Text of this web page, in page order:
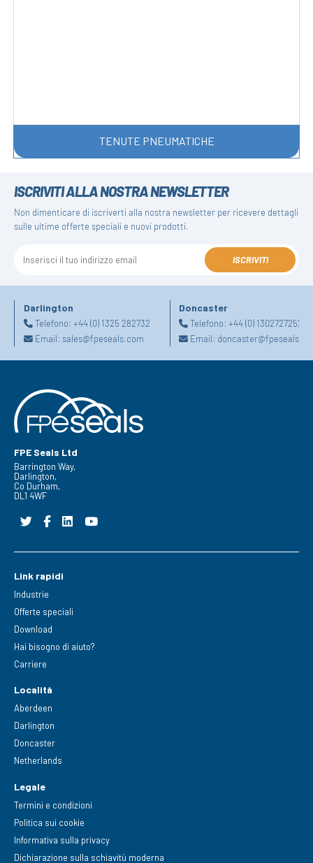
TENUTE PNEUMATICHE
ISCRIVITI ALLA NOSTRA NEWSLETTER
Non dimenticare di iscriverti alla nostra newsletter per ricevere dettagli
sulle ultime offerte speciali e nuovi prodotti.
ISCRIVITI
Darlington
Telefono: +44 (0) 1325 282732
Email: sales@fpeseals.com
Doncaster
Telefono:+44 (0) 1302727252
Email:
FPE Seals Ltd
Barrington Way,
Darlington,
Co Durham,
DL1 4WF
Link rapidi
Industrie
Offerte speciali
Download
Hai bisogno di aiuto?
Carriere
Località
Aberdeen
Darlington
Doncaster
Netherlands
Legale
Termini e condizioni
Politica sui cookie
Informativa sulla privacy
Dichiarazione sulla schiavitù moderna